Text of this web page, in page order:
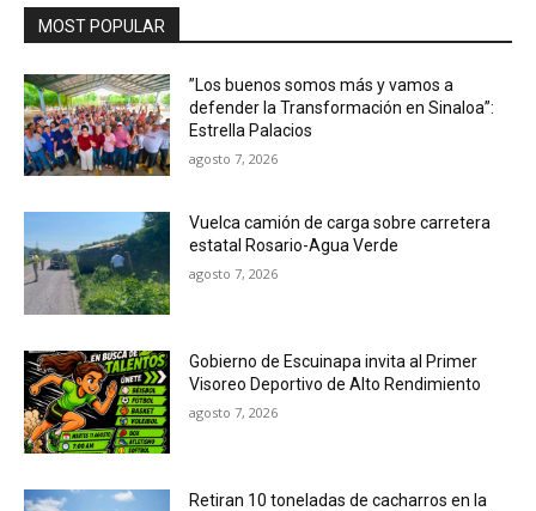
MOST POPULAR
”Los buenos somos más y vamos a
defender la Transformación en Sinaloa”:
Estrella Palacios
agosto 7, 2026
Vuelca camión de carga sobre carretera
estatal Rosario-Agua Verde
agosto 7, 2026
Gobierno de Escuinapa invita al Primer
Visoreo Deportivo de Alto Rendimiento
agosto 7, 2026
Retiran 10 toneladas de cacharros en la